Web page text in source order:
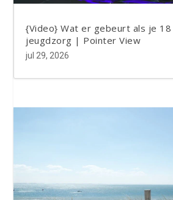
{Video} Wat er gebeurt als je
jeugdzorg | Pointer View
jul 29, 2026